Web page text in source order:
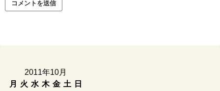
2011年10月
月
火 水 木 金 土
日